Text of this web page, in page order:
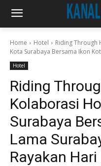
Home Hotel
Riding Through
Kota Surabaya Bersama Ikon
Hotel
Riding
Kolaborasi
Surabaya
Lama
Rayakan